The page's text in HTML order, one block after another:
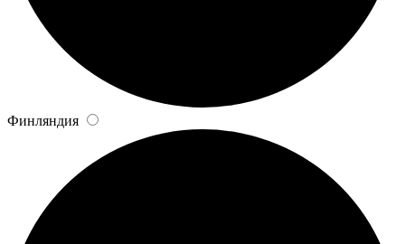
Финляндия